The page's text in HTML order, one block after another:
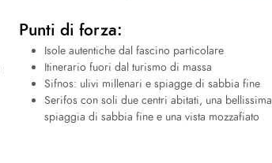
Punti di forza:
Isole autentiche dal fascino particolare
Itinerario fuori dal turismo di massa
Sifnos: ulivi millenari e spiagge di sabbia fine
Serifos con soli due centri abitati, una bellissima
spiaggia di sabbia fine e una vista mozzafiato